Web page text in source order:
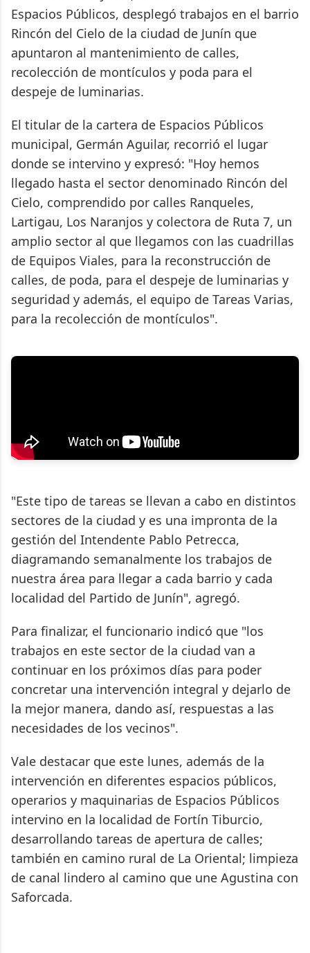
Espacios Públicos, desplegó trabajos en el barrio
Rincón del Cielo de la ciudad de Junín que
apuntaron al mantenimiento de calles,
recolección de montículos y poda para el
despeje de luminarias.
El titular de la cartera de Espacios Públicos
municipal, Germán Aguilar, recorrió el lugar
donde se intervino y expresó: "Hoy hemos
llegado hasta el sector denominado Rincón del
Cielo, comprendido por calles Ranqueles,
Lartigau, Los Naranjos y colectora de Ruta 7, un
amplio sector al que llegamos con las cuadrillas
de Equipos Viales, para la reconstrucción de
calles, de poda, para el despeje de luminarias y
seguridad y además, el equipo de Tareas Varias,
para la recolección de montículos".
"Este tipo de tareas se llevan a cabo en distintos
sectores de la ciudad y es una impronta de la
gestión del Intendente Pablo Petrecca,
diagramando semanalmente los trabajos de
nuestra área para llegar a cada barrio y cada
localidad del Partido de Junín", agregó.
Para finalizar, el funcionario indicó que "los
trabajos en este sector de la ciudad van a
continuar en los próximos días para poder
concretar una intervención integral y dejarlo de
la mejor manera, dando así, respuestas a las
necesidades de los vecinos".
Vale destacar que este lunes, además de la
intervención en diferentes espacios públicos,
operarios y maquinarias de Espacios Públicos
intervino en la localidad de Fortín Tiburcio,
desarrollando tareas de apertura de calles;
también en camino rural de La Oriental; limpieza
de canal lindero al camino que une Agustina con
Saforcada.